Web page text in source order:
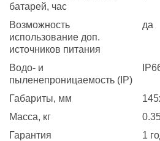
батарей, час
Возможность
использование доп.
источников питания
да
Водо- и
пыленепроницаемость (IP)
Габариты, мм
Масса, кг
Гарантия
1